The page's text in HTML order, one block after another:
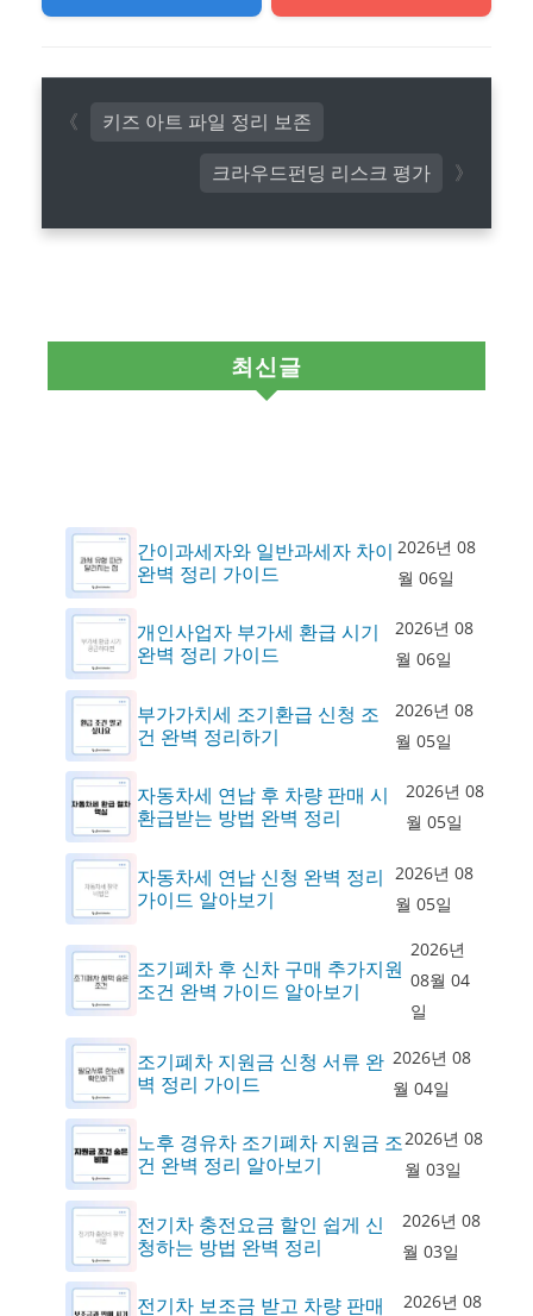
크라우드펀딩 리스크 평가
키즈 아트 파일 정리 보존
최신글
간이과세자와 일반과세자 차이
완벽 정리 가이드
2026년 08
월 06일
개인사업자 부가세 환급 시기
완벽 정리 가이드
2026년 08
월 06일
부가가치세 조기환급 신청 조
건 완벽 정리하기
2026년 08
월 05일
자동차세 연납 후 차량 판매 시
환급받는 방법 완벽 정리
2026년 08
월 05일
자동차세 연납 신청 완벽 정리
가이드 알아보기
2026년 08
월 05일
조기폐차 후 신차 구매 추가지원
조건 완벽 가이드 알아보기
2026년
08월 04
일
조기폐차 지원금 신청 서류 완
벽 정리 가이드
2026년 08
월 04일
노후 경유차 조기폐차 지원금 조
건 완벽 정리 알아보기
2026년 08
월 03일
전기차 충전요금 할인 쉽게 신
청하는 방법 완벽 정리
2026년 08
월 03일
전기차 보조금 받고 차량 판매
2026년 08